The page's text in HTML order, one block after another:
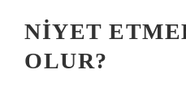
NIYET
OLUR?